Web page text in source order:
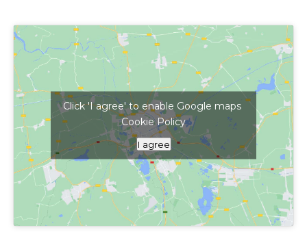
Kattints ide a térkép megjelenítéséhez
Click 'I agree' to enable Google maps
Cookie Policy
I agree